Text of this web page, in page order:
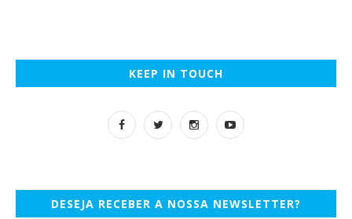
KEEP IN TOUCH
DESEJA RECEBER A NOSSA NEWSLETTER?